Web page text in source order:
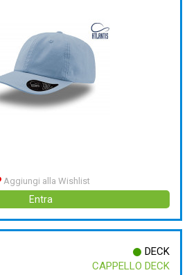
Aggiungi alla Wishlist
Entra
DECK
CAPPELLO DECK